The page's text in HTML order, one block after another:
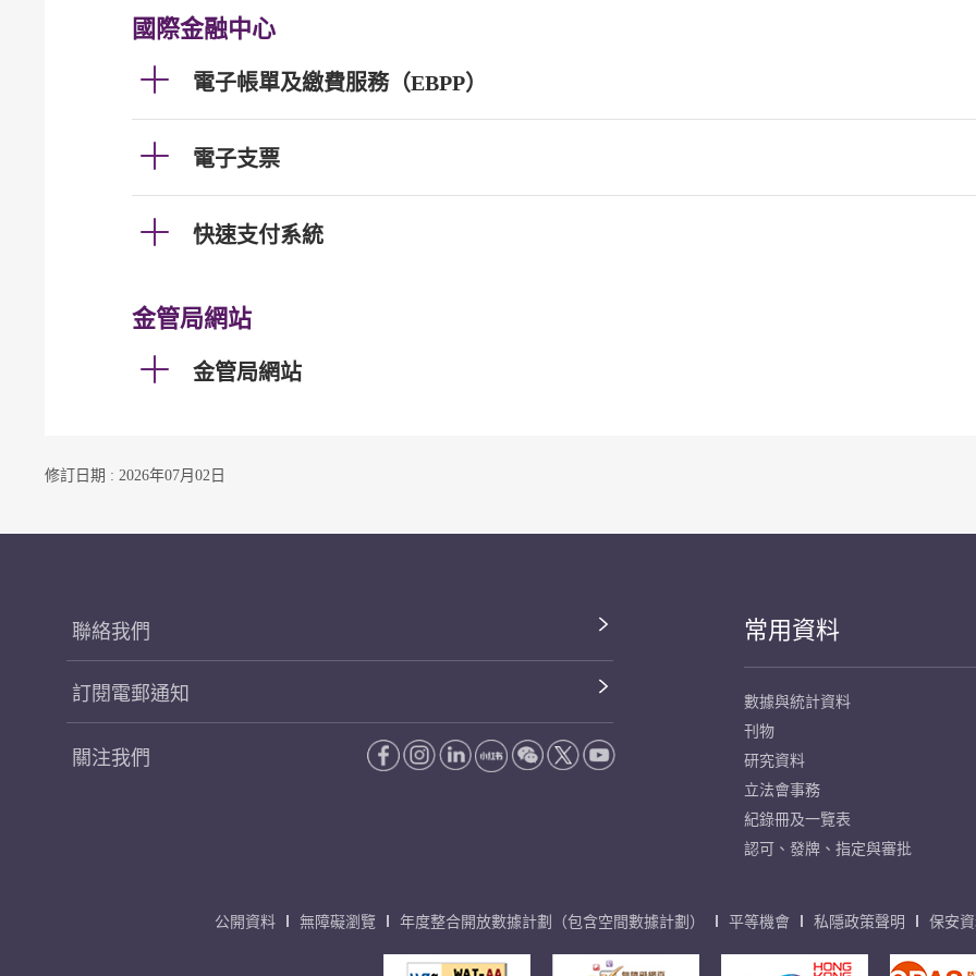
國際金融中心
電子帳單及繳費服務（EBPP）
電子支票
快速支付系統
金管局網站
金管局網站
修訂日期 : 2026年07月02日
聯絡我們
訂閱電郵通知
關注我們
常用資料
數據與統計資料
刊物
研究資料
立法會事務
紀錄冊及一覽表
認可、發牌、指定與審批
公開資料 無障礙瀏覽 年度整合開放數據計劃（包含空間數據計劃） 平等機會 私隱政策聲明 保安